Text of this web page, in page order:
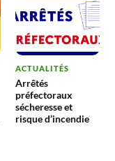
ACTUALITÉS
Arrêtés
préfectoraux
sécheresse et
risque d’incendie